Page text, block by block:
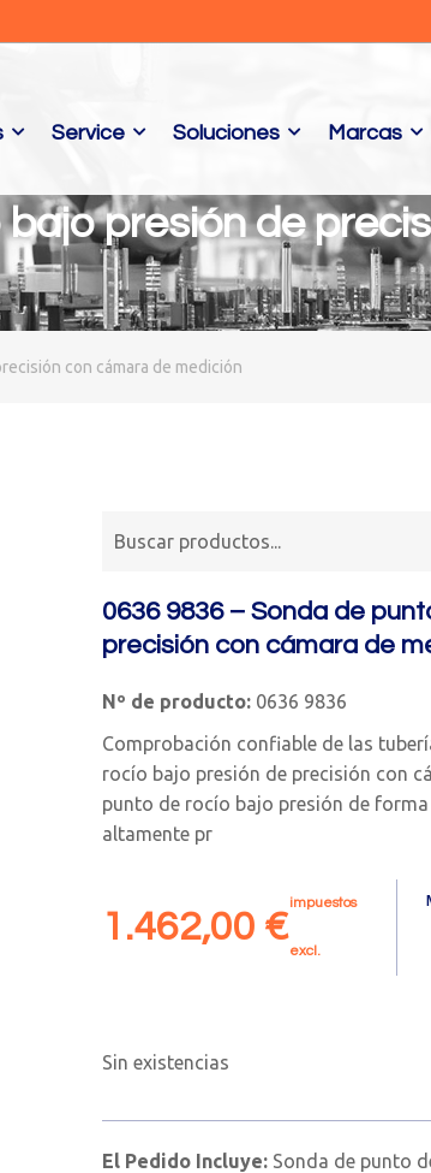
Service Soluciones Marcas
presión de
con cámara de medición
0636 9836 – Sonda de
precisión con cámara de
Nº de producto: 0636 9836
Comprobación confiable de las
rocío bajo presión de precisión con
punto de rocío bajo presión de
altamente pr
1.462,00 €
impuestos
excl.
Sin existencias
El Pedido Incluye: Sonda de punto